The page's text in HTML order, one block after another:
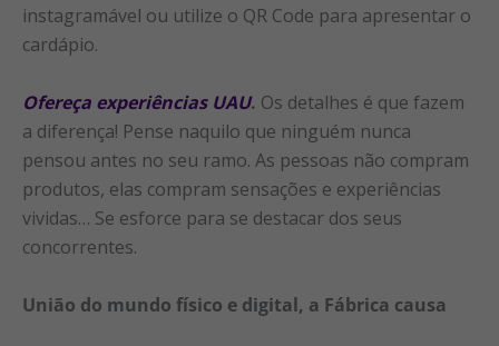
instagramável ou utilize o QR Code para apresentar o
cardápio.
Ofereça experiências UAU. Os detalhes é que fazem
a diferença! Pense naquilo que ninguém nunca
pensou antes no seu ramo. As pessoas não compram
produtos, elas compram sensações e experiências
vividas… Se esforce para se destacar dos seus
concorrentes.
União do mundo físico e digital, a Fábrica causa